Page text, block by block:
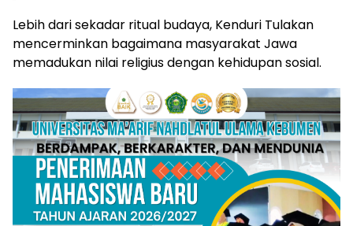
Lebih dari sekadar ritual budaya, Kenduri Tulakan
mencerminkan bagaimana masyarakat Jawa
memadukan nilai religius dengan kehidupan sosial.